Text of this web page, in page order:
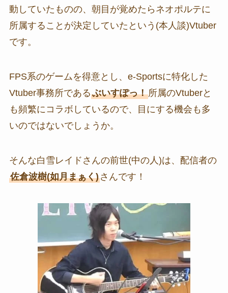
動していたものの、朝目が覚めたらネオポルテに
所属することが決定していたという(本人談)Vtuber
です。
FPS系のゲームを得意とし、e-Sportsに特化した
Vtuber事務所であるぶいすぽっ！所属のVtuberと
も頻繁にコラボしているので、目にする機会も多
いのではないでしょうか。
そんな白雪レイドさんの前世(中の人)は、配信者の
佐倉波樹(如月まぁく)さんです！